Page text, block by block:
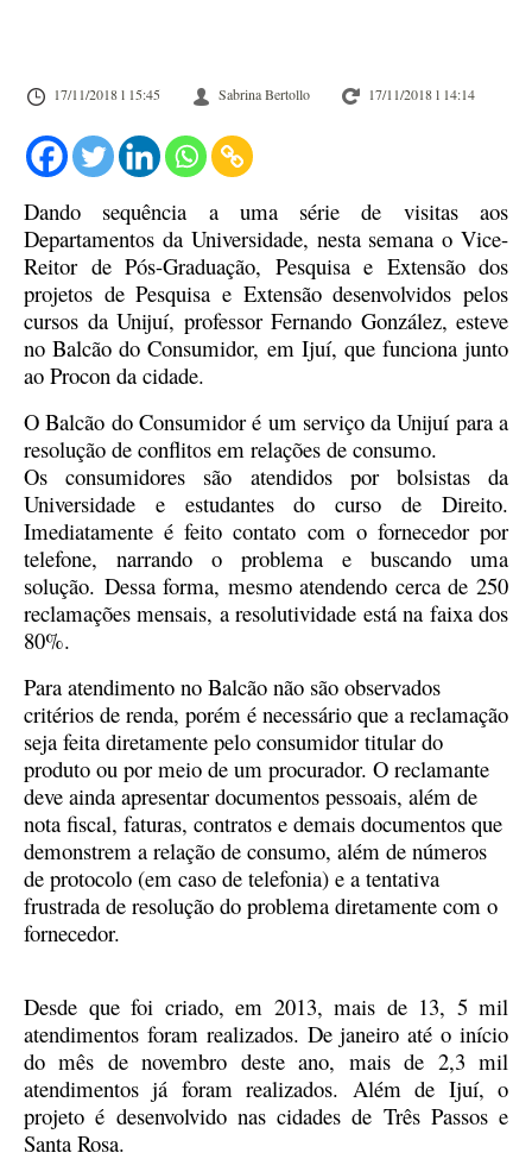
17/11/2018 l 15:45 Sabrina Bertollo 17/11/2018 l 14:14
Dando sequência a uma série de visitas aos
Departamentos da Universidade, nesta semana o Vice-
Reitor de Pós-Graduação, Pesquisa e Extensão dos
projetos de Pesquisa e Extensão desenvolvidos pelos
cursos da Unijuí, professor Fernando González, esteve
no Balcão do Consumidor, em Ijuí, que funciona junto
ao Procon da cidade.
O Balcão do Consumidor é um serviço da Unijuí para a
resolução de conflitos em relações de consumo.
Os consumidores são atendidos por bolsistas da
Universidade e estudantes do curso de Direito.
Imediatamente é feito contato com o fornecedor por
telefone, narrando o problema e buscando uma
solução. Dessa forma, mesmo atendendo cerca de 250
reclamações mensais, a resolutividade está na faixa dos
80%.
Para atendimento no Balcão não são observados
critérios de renda, porém é necessário que a reclamação
seja feita diretamente pelo consumidor titular do
produto ou por meio de um procurador. O reclamante
deve ainda apresentar documentos pessoais, além de
nota fiscal, faturas, contratos e demais documentos que
demonstrem a relação de consumo, além de números
de protocolo (em caso de telefonia) e a tentativa
frustrada de resolução do problema diretamente com o
fornecedor.
Desde que foi criado, em 2013, mais de 13, 5 mil
atendimentos foram realizados. De janeiro até o início
do mês de novembro deste ano, mais de 2,3 mil
atendimentos já foram realizados. Além de Ijuí, o
projeto é desenvolvido nas cidades de Três Passos e
Santa Rosa.